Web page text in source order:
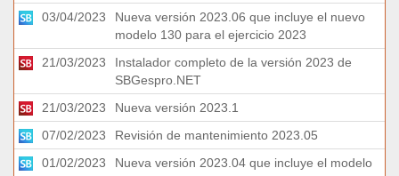
03/04/2023
Nueva versión 2023.06 que incluye el nuevo
modelo 130 para el ejercicio 2023
21/03/2023
Instalador completo de la versión 2023 de
SBGespro.NET
21/03/2023
Nueva versión 2023.1
07/02/2023
Revisión de mantenimiento 2023.05
01/02/2023
Nueva versión 2023.04 que incluye el modelo